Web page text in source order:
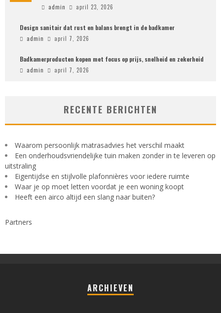
admin april 23, 2026
Design sanitair dat rust en balans brengt in de badkamer
admin april 7, 2026
Badkamerproducten kopen met focus op prijs, snelheid en zekerheid
admin april 7, 2026
RECENTE BERICHTEN
Waarom persoonlijk matrasadvies het verschil maakt
Een onderhoudsvriendelijke tuin maken zonder in te leveren op
uitstraling
Eigentijdse en stijlvolle plafonnières voor iedere ruimte
Waar je op moet letten voordat je een woning koopt
Heeft een airco altijd een slang naar buiten?
Partners
ARCHIEVEN